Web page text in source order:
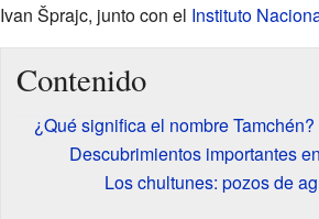
Ivan Šprajc, junto con el Instituto
Contenido
¿Qué significa el nombre Tamchén?
Descubrimientos importantes
Los chultunes: pozos de